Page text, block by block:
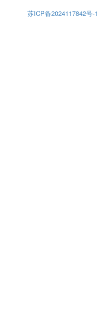
苏ICP备2024117842号-1